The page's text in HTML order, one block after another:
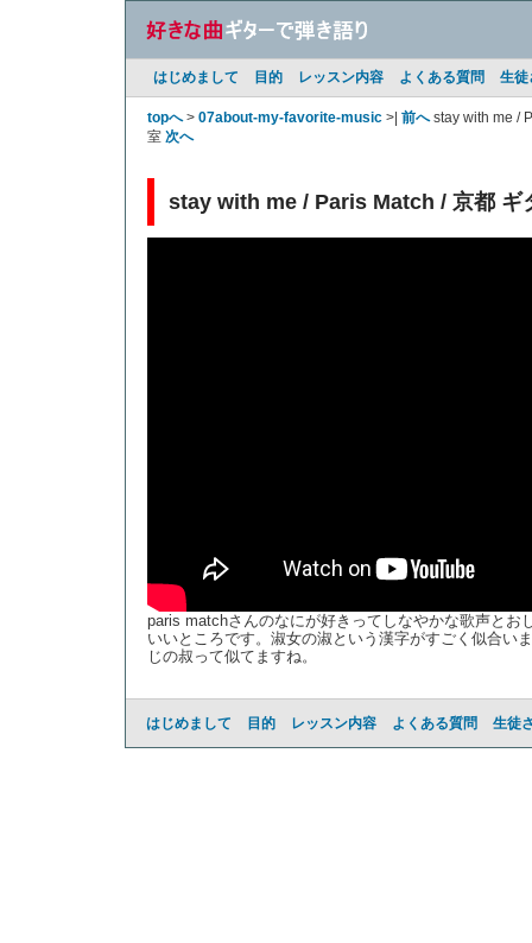
はじめまして 目的 レッスン内容 よくある質問 生徒
topへ> 07about-my-favorite-music >| 前へstay with me /
室 次へ
stay with me / Paris Match / 京都 ギ
paris matchさんのなにが好きってしなやかな歌声とお
いいところです。淑女の淑という漢字がすごく似合い
じの叔って似てますね。
はじめまして 目的 レッスン内容 よくある質問 生徒